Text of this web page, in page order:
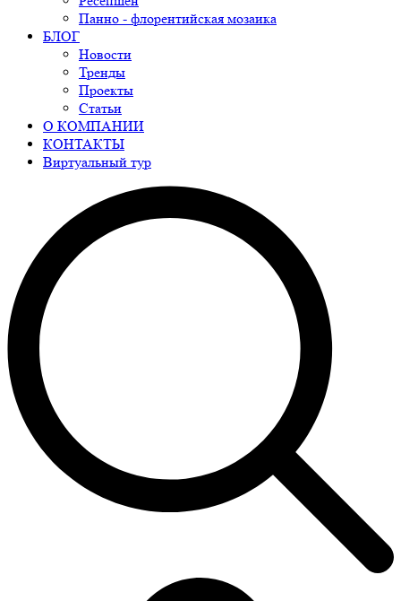
Панно - флорентийская мозаика
БЛОГ
Новости
Тренды
Проекты
Статьи
О КОМПАНИИ
КОНТАКТЫ
Виртуальный тур